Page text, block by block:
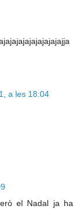
a les 18:04
el Nadal ja ha